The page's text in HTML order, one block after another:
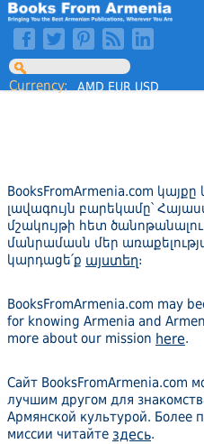
Currency: AMD EUR USD
BooksFromArmenia.com
լավագույն բարեկամը՝
մշակույթի հետ
մանրամասն մեր
կարդացե՛ք այստեղ։
BooksFromArmenia.com may
for knowing Armenia and
more about our mission here.
Сайт BooksFromArmenia.com
лучшим другом для
Армянской культурой. Более
миссии читайте здесь.